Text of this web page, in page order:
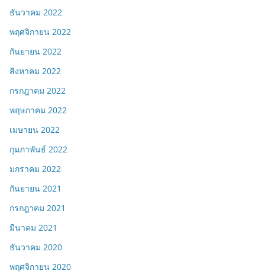
ธันวาคม 2022
พฤศจิกายน 2022
กันยายน 2022
สิงหาคม 2022
กรกฎาคม 2022
พฤษภาคม 2022
เมษายน 2022
กุมภาพันธ์ 2022
มกราคม 2022
กันยายน 2021
กรกฎาคม 2021
มีนาคม 2021
ธันวาคม 2020
พฤศจิกายน 2020